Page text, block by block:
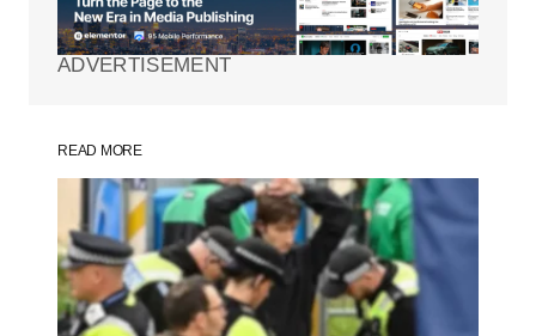
marcados con*
Your Name*
Your E-mail
ADVERTISEMENT
READ MORE